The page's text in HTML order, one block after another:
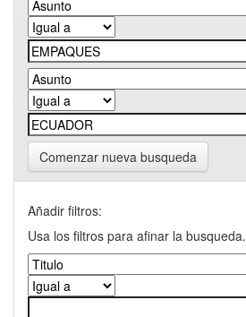
Comenzar nueva busqueda
Añadir filtros:
Usa los filtros para afinar la busqueda.